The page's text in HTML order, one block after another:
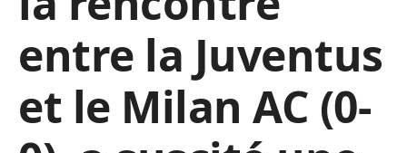
entre la Juventus
et le Milan AC (0-